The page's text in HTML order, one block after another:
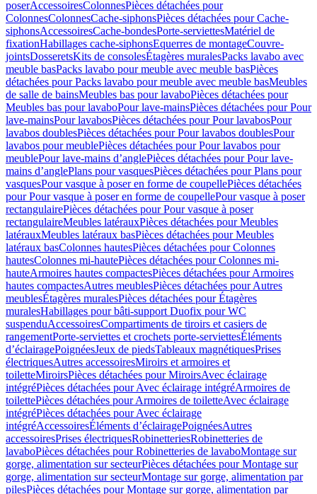
poserAccessoiresColonnesPièces détachées pour
ColonnesColonnesCache-siphonsPièces détachées pour Cache-
siphonsAccessoiresCache-bondesPorte-serviettesMatériel de
fixationHabillages cache-siphonsEquerres de montageCouvre-
jointsDosseretsKits de consolesÉtagères muralesPacks lavabo avec
meuble basPacks lavabo pour meuble avec meuble basPièces
détachées pour Packs lavabo pour meuble avec meuble basMeubles
de salle de bainsMeubles bas pour lavaboPièces détachées pour
Meubles bas pour lavaboPour lave-mainsPièces détachées pour Pour
lave-mainsPour lavabosPièces détachées pour Pour lavabosPour
lavabos doublesPièces détachées pour Pour lavabos doublesPour
lavabos pour meublePièces détachées pour Pour lavabos pour
meublePour lave-mains d’anglePièces détachées pour Pour lave-
mains d’anglePlans pour vasquesPièces détachées pour Plans pour
vasquesPour vasque à poser en forme de coupellePièces détachées
pour Pour vasque à poser en forme de coupellePour vasque à poser
rectangulairePièces détachées pour Pour vasque à poser
rectangulaireMeubles latérauxPièces détachées pour Meubles
latérauxMeubles latéraux basPièces détachées pour Meubles
latéraux basColonnes hautesPièces détachées pour Colonnes
hautesColonnes mi-hautePièces détachées pour Colonnes mi-
hauteArmoires hautes compactesPièces détachées pour Armoires
hautes compactesAutres meublesPièces détachées pour Autres
meublesÉtagères muralesPièces détachées pour Étagères
muralesHabillages pour bâti-support Duofix pour WC
suspenduAccessoiresCompartiments de tiroirs et casiers de
rangementPorte-serviettes et crochets porte-serviettesÉléments
d’éclairagePoignéesJeux de piedsTableaux magnétiquesPrises
électriquesAutres accessoiresMiroirs et armoires et
toiletteMiroirsPièces détachées pour MiroirsAvec éclairage
intégréPièces détachées pour Avec éclairage intégréArmoires de
toilettePièces détachées pour Armoires de toiletteAvec éclairage
intégréPièces détachées pour Avec éclairage
intégréAccessoiresÉléments d’éclairagePoignéesAutres
accessoiresPrises électriquesRobinetteriesRobinetteries de
lavaboPièces détachées pour Robinetteries de lavaboMontage sur
gorge, alimentation sur secteurPièces détachées pour Montage sur
gorge, alimentation sur secteurMontage sur gorge, alimentation par
pilesPièces détachées pour Montage sur gorge, alimentation par